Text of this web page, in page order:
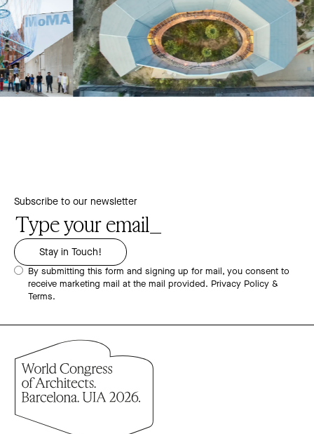
Subscribe to our newsletter
By submitting this form and signing up for mail, you consent to
receive marketing mail at the mail provided. Privacy Policy &
Terms.